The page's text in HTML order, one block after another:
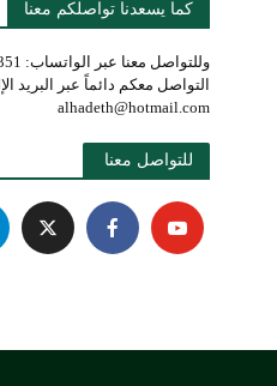
كما يسعدنا تواصلكم معنا
alhadeth@hotmail.com
للتواصل معنا